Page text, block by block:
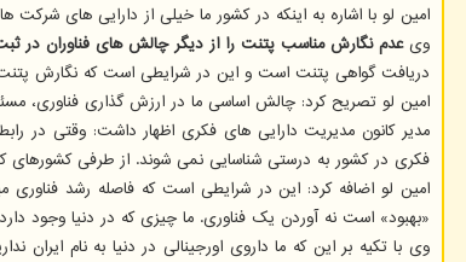
امین لو با اشاره به اینکه در کشور ما خیلی از دارایی های
ویعدم نگارش مناسب پتنت را از دیگر چالش های فناوران در
دریافت گواهی پتنت است و این در شرایطی است که نگارش
امین لو تصریح کرد: چالش اساسی ما در ارزش گذاری فناوری،
مدیر کانون مدیریت دارایی های فکری اظهار داشت: وقتی در
فکری در کشور به درستی شناسایی نمی شوند. از طرفی کشورهای
«بهبود» است نه آوردن یک فناوری. ما چیزی که در دنیا وجود
وی با تکیه بر این که ما داروی اورجینالی در دنیا به نام